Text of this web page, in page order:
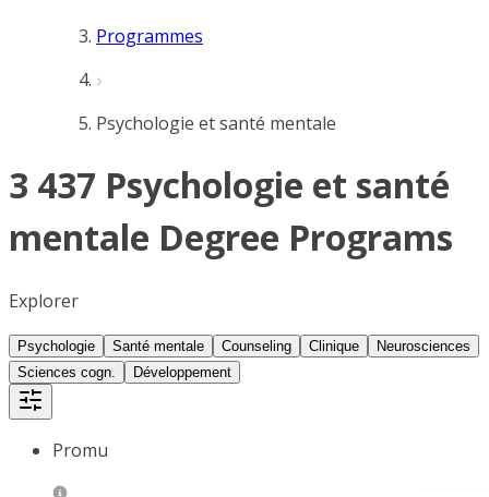
Programmes
Psychologie et santé mentale
3 437 Psychologie et santé
mentale Degree Programs
Explorer
Psychologie Santé mentale Counseling Clinique
Neurosciences
Sciences cogn.
Développement
Promu